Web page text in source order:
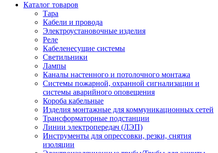
Каталог товаров
Тара
Кабели и провода
Электроустановочные изделия
Реле
Кабеленесущие системы
Светильники
Лампы
Каналы настенного и потолочного монтажа
Системы пожарной, охранной сигнализации и
системы аварийного оповещения
Короба кабельные
Изделия монтажные для коммуникационных сетей
Трансформаторные подстанции
Линии электропередач (ЛЭП)
Инструменты для опрессовки, резки, снятия
изоляции